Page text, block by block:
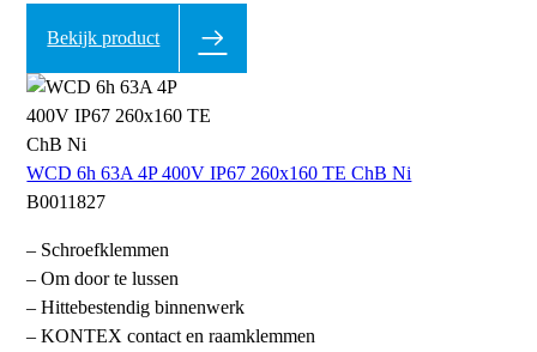
Bekijk product
WCD 6h 63A 4P 400V IP67 260x160 TE ChB Ni
B0011827
– Schroefklemmen
– Om door te lussen
– Hittebestendig binnenwerk
– KONTEX contact en raamklemmen